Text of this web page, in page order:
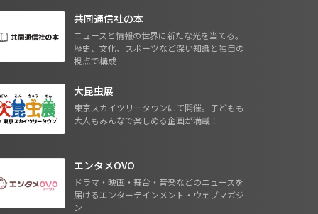
共同通信社の本
ニュースと情報の世界に新たな光を当てる。
歴史、文化、スポーツなど深い知識と独自の
視点で構成
大昆虫展
東京スカイツリータウンにて開催。子どもも
大人もみんなで楽しめる企画が満載！
エンタメOVO
ドラマ・映画・舞台・音楽などのニュースを
届けるエンターテインメント・ウェブマガジ
ン